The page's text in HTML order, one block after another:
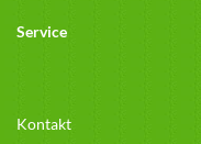
Service
Kontakt